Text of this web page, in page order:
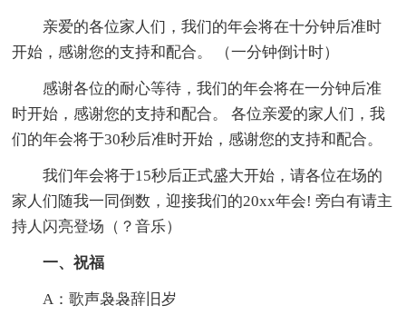
亲爱的各位家人们，我们的年会将在十分钟后准时
开始，感谢您的支持和配合。 （一分钟倒计时）
感谢各位的耐心等待，我们的年会将在一分钟后准
时开始，感谢您的支持和配合。 各位亲爱的家人们，我
们的年会将于30秒后准时开始，感谢您的支持和配合。
我们年会将于15秒后正式盛大开始，请各位在场的
家人们随我一同倒数，迎接我们的20xx年会! 旁白有请主
持人闪亮登场（？音乐）
一、祝福
A：歌声袅袅辞旧岁